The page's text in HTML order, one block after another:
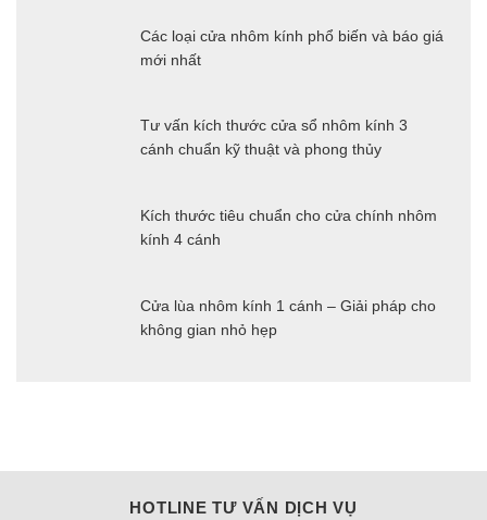
Các loại cửa nhôm kính phổ biến và báo giá
mới nhất
Tư vấn kích thước cửa sổ nhôm kính 3
cánh chuẩn kỹ thuật và phong thủy
Kích thước tiêu chuẩn cho cửa chính nhôm
kính 4 cánh
Cửa lùa nhôm kính 1 cánh – Giải pháp cho
không gian nhỏ hẹp
HOTLINE TƯ VẤN DỊCH VỤ